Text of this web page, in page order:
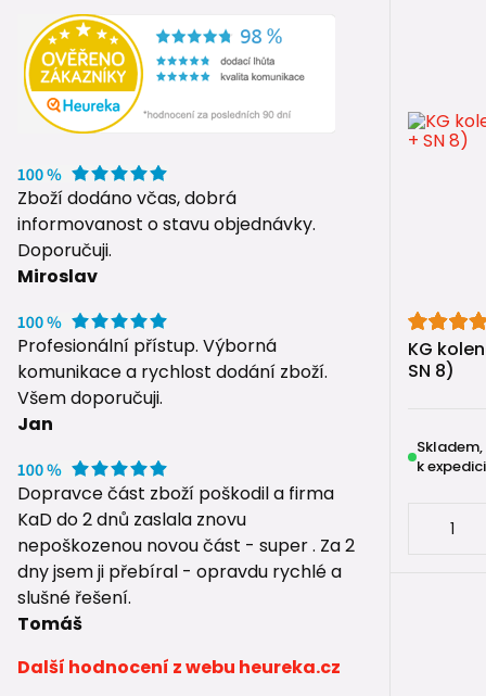
Zboží dodáno včas, dobrá
informovanost o stavu objednávky.
Doporučuji.
Miroslav
Profesionální přístup. Výborná
komunikace a rychlost dodání zboží.
Všem doporučuji.
Jan
Dopravce část zboží poškodil a firma
KaD do 2 dnů zaslala znovu
nepoškozenou novou část - super . Za 2
dny jsem ji přebíral - opravdu rychlé a
slušné řešení.
Tomáš
Další hodnocení z webu heureka.cz
➡️KG
➡️Revizní
🔧
trubky?
Připravili
✅
📏 tipy,
⚠️
KG
SN 8)
k expedici